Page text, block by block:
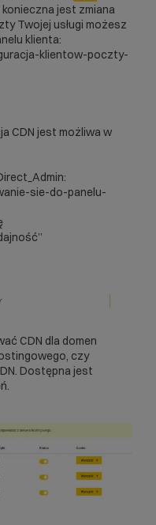
jest zmiana
Twojej usługi możesz
klienta:
klientow-poczty-
CDN jest możliwa w
sie-do-panelu-
CDN dla domen
czy
Dostępna jest